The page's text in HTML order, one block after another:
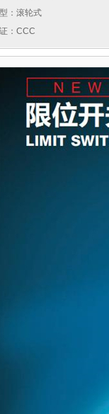
：滚轮式
：CCC